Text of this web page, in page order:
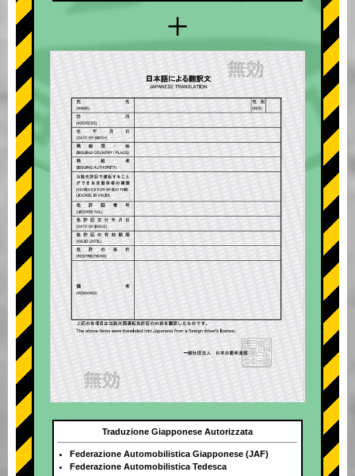
+
Traduzione Giapponese Autorizzata
Federazione Automobilistica Giapponese (JAF)
Federazione Automobilistica Tedesca